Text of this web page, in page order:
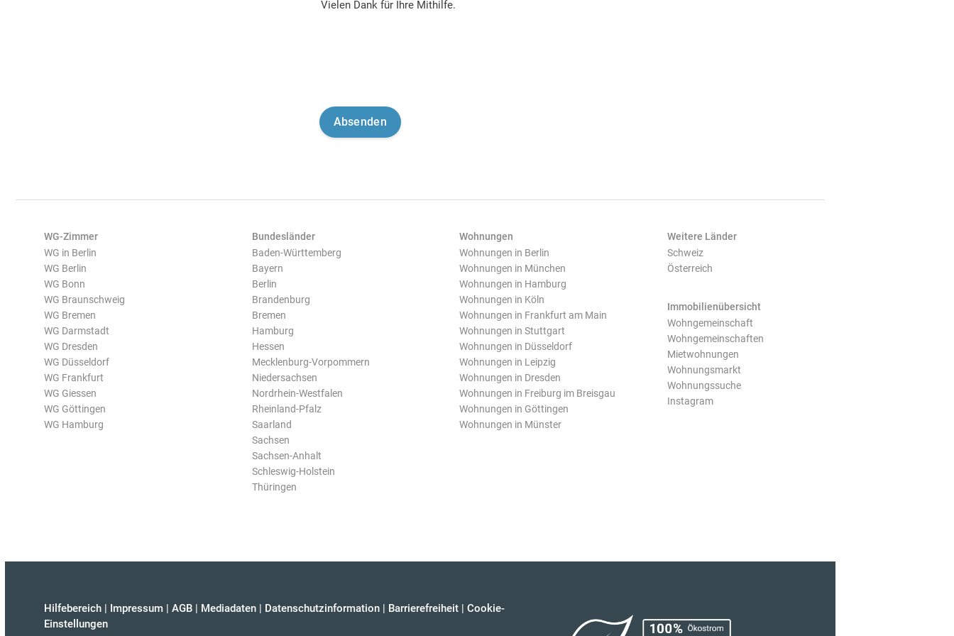
Vielen Dank für Ihre Mithilfe.
WG-Zimmer
WG in Berlin
WG Berlin
WG Bonn
WG Braunschweig
WG Bremen
WG Darmstadt
WG Dresden
WG Düsseldorf
WG Frankfurt
WG Giessen
WG Göttingen
WG Hamburg
Bundesländer
Baden-Württemberg
Bayern
Berlin
Brandenburg
Bremen
Hamburg
Hessen
Mecklenburg-Vorpommern
Niedersachsen
Nordrhein-Westfalen
Rheinland-Pfalz
Saarland
Sachsen
Sachsen-Anhalt
Schleswig-Holstein
Thüringen
Wohnungen
Wohnungen in Berlin
Wohnungen in München
Wohnungen in Hamburg
Wohnungen in Köln
Wohnungen in Frankfurt am Main
Wohnungen in Stuttgart
Wohnungen in Düsseldorf
Wohnungen in Leipzig
Wohnungen in Dresden
Wohnungen in Freiburg im Breisgau
Wohnungen in Göttingen
Wohnungen in Münster
Weitere Länder
Schweiz
Österreich
Immobilienübersicht
Wohngemeinschaft
Wohngemeinschaften
Mietwohnungen
Wohnungsmarkt
Wohnungssuche
Instagram
Hilfebereich | Impressum | AGB | Mediadaten | Datenschutzinformation | Barrierefreiheit | Cookie-
Einstellungen